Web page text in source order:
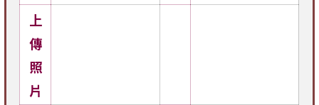
上
傳
照
片